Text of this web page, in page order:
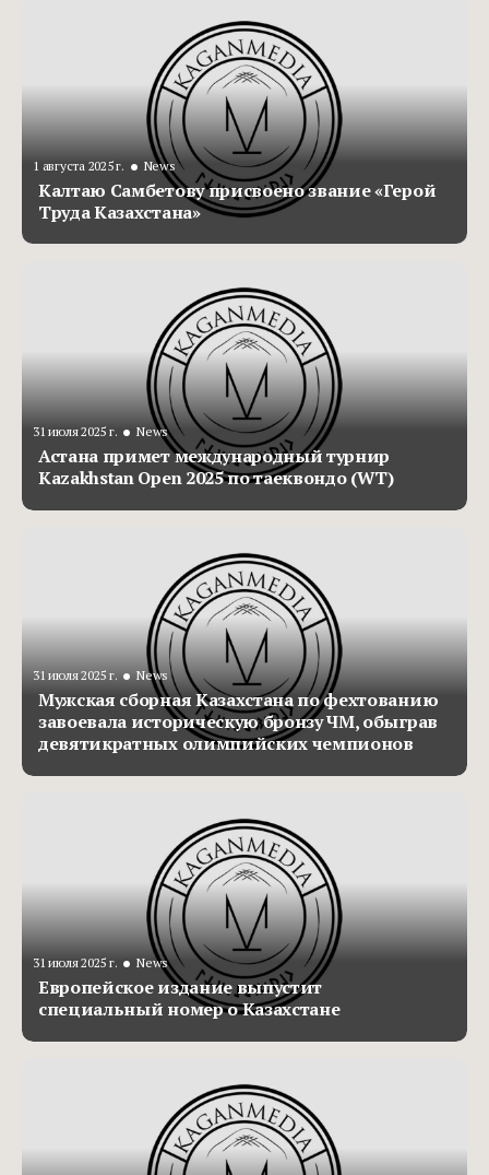
1 августа 2025 г. • News
Калтаю Самбетову присвоено звание «Герой
Труда Казахстана»
31 июля 2025 г. • News
Астана примет международный турнир
Kazakhstan Open 2025 по таеквондо (WT)
31 июля 2025 г. • News
Мужская сборная Казахстана по фехтованию
завоевала историческую бронзу ЧМ, обыграв
девятикратных олимпийских чемпионов
31 июля 2025 г. • News
Европейское издание выпустит
специальный номер о Казахстане